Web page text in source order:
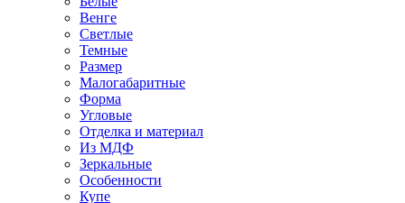
Венге
Светлые
Темные
Размер
Малогабаритные
Форма
Угловые
Отделка и материал
Из МДФ
Зеркальные
Особенности
Купе